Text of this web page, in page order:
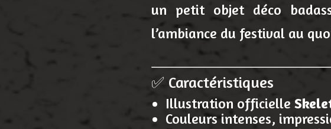
un petit objet déco
l’ambiance du festival au
✅ Caractéristiques
Illustration officielle
Couleurs intenses,